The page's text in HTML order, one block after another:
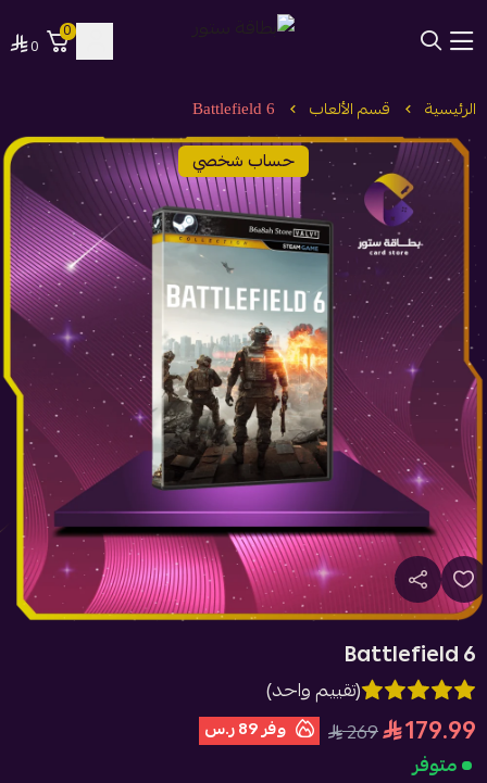
0
0
الرئيسية قسم الألعاب Battlefield 6
حساب شخصي
Battlefield 6
(تقييم واحد)
179.99
269 وفر89 ر.س
متوفر